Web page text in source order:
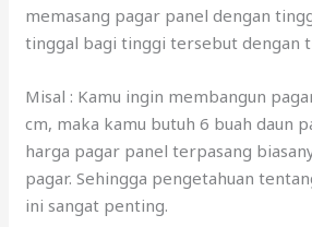
memasang pagar panel dengan
tinggal bagi tinggi tersebut dengan
Misal : Kamu ingin membangun
cm, maka kamu butuh 6 buah daun
harga pagar panel terpasang
pagar. Sehingga pengetahuan
ini sangat penting.